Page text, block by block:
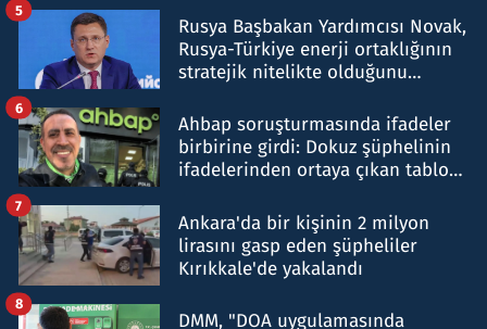
Rusya Başbakan Yardımcısı Novak,
Rusya-Türkiye enerji ortaklığının
stratejik nitelikte olduğunu
5
Ahbap soruşturmasında ifadeler
birbirine girdi: Dokuz şüphelinin
ifadelerinden ortaya çıkan tablo
6
Ankara'da bir kişinin 2 milyon
lirasını gasp eden şüpheliler
Kırıkkale'de yakalandı
7
DMM, "DOA uygulamasında
8